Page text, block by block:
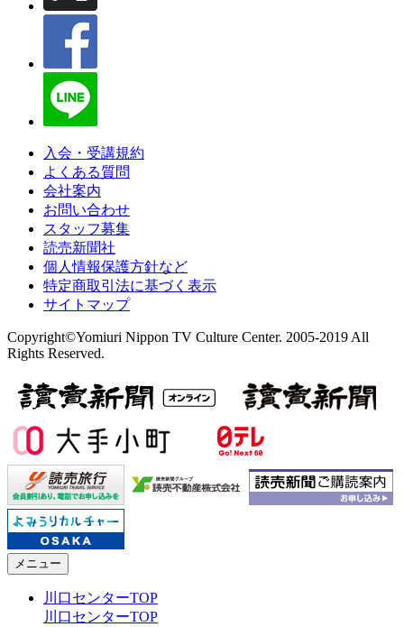
入会・受講規約
よくある質問
会社案内
お問い合わせ
スタッフ募集
読売新聞社
個人情報保護方針など
特定商取引法に基づく表示
サイトマップ
Copyright©Yomiuri Nippon TV Culture Center. 2005-2019 All
Rights Reserved.
メニュー
川口センターTOP
川口センターTOP